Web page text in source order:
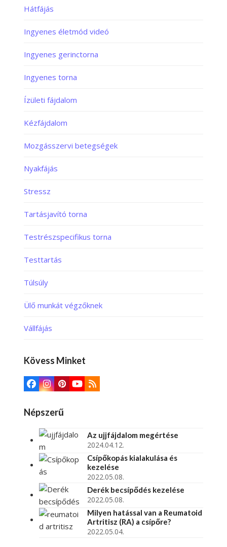
Hátfájás
Ingyenes életmód videó
Ingyenes gerinctorna
Ingyenes torna
Ízületi fájdalom
Kézfájdalom
Mozgásszervi betegségek
Nyakfájás
Stressz
Tartásjavító torna
Testrészspecifikus torna
Testtartás
Túlsúly
Ülő munkát végzőknek
Vállfájás
Kövess Minket
Népszerű
Az ujjfájdalom megértése
2024.04.12.
Csípőkopás kialakulása és
kezelése
2022.05.08.
Derék becsípődés kezelése
2022.05.08.
Milyen hatással van a Reumatoid
Artritisz (RA) a csípőre?
2022.05.04.